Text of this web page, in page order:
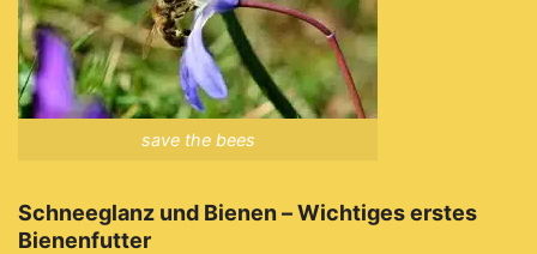
save the bees
Schneeglanz und Bienen – Wichtiges erstes
Bienenfutter